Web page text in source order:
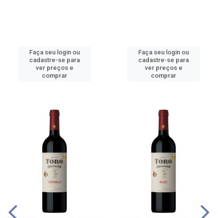
Faça seu login ou
cadastre-se para
ver preços e
comprar
Faça seu login ou
cadastre-se para
ver preços e
comprar